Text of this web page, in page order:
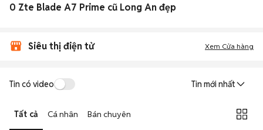
0 Zte Blade A7 Prime cũ Long An đẹp
Siêu thị điện tử Xem Cửa hàng
Tin có video Tin mới nhất
Tất cả Cá nhân Bán chuyên